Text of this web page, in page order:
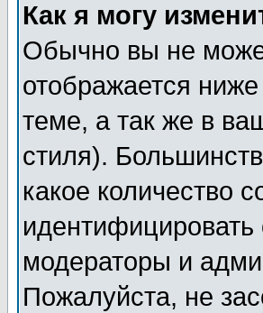
Как я могу
Обычно вы не
отображается
теме, а так же в
стиля).
какое количество
модераторы и
Пожалуйста, не